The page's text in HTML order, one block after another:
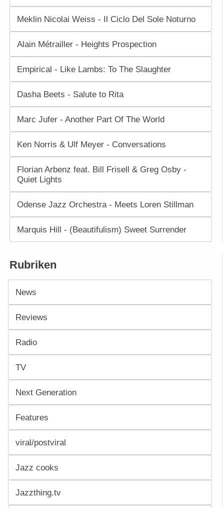
Meklin Nicolai Weiss - Il Ciclo Del Sole Noturno
Alain Métrailler - Heights Prospection
Empirical - Like Lambs: To The Slaughter
Dasha Beets - Salute to Rita
Marc Jufer - Another Part Of The World
Ken Norris & Ulf Meyer - Conversations
Florian Arbenz feat. Bill Frisell & Greg Osby -
Quiet Lights
Odense Jazz Orchestra - Meets Loren Stillman
Marquis Hill - (Beautifulism) Sweet Surrender
Rubriken
News
Reviews
Radio
TV
Next Generation
Features
viral/postviral
Jazz cooks
Jazzthing.tv